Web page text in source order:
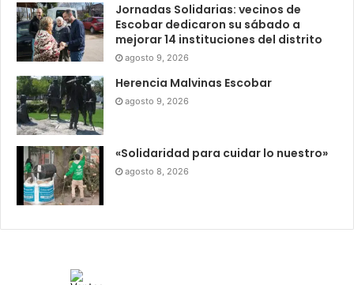
Jornadas Solidarias: vecinos de
Escobar dedicaron su sábado a
mejorar 14 instituciones del distrito
agosto 9, 2026
Herencia Malvinas Escobar
agosto 9, 2026
«Solidaridad para cuidar lo nuestro»
agosto 8, 2026